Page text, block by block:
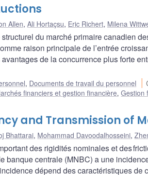
Allen, Ali Hortaçsu, Eric Richert, Milena
du marché primaire canadien
raison principale de l’entrée
de la concurrence plus forte
, Documents de travail du personnel
financiers et gestion financière,Gestion
and Transmission of
Bhattarai, Mohammad Davoodalhosseini,
des rigidités nominales et des
banque centrale (MNBC) a une
dépend des caractéristiques de